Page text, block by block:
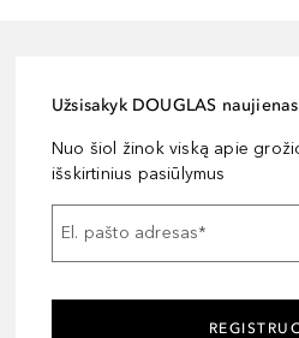
Užsisakyk DOUGLAS
Nuo šiol žinok viską apie
išskirtinius pasiūlymus
El. pašto adresas*